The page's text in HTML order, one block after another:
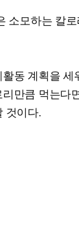
소모하는 칼
동 계획을 세
만큼 먹는다
것이다.